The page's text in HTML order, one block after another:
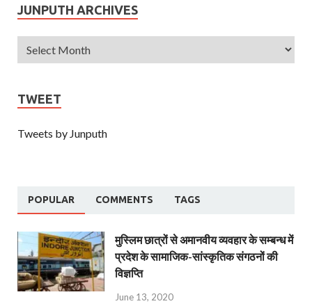
JUNPUTH ARCHIVES
TWEET
Tweets by Junputh
POPULAR COMMENTS TAGS
मुस्लिम छात्रों से अमानवीय व्यवहार के सम्बन्ध में
प्रदेश के सामाजिक-सांस्कृतिक संगठनों की
विज्ञप्ति
June 13, 2020